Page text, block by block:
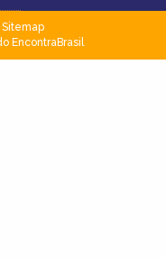
Sitemap
EncontraBrasil